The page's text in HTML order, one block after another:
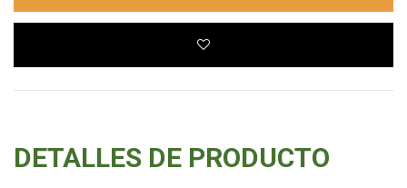
DETALLES DE PRODUCTO